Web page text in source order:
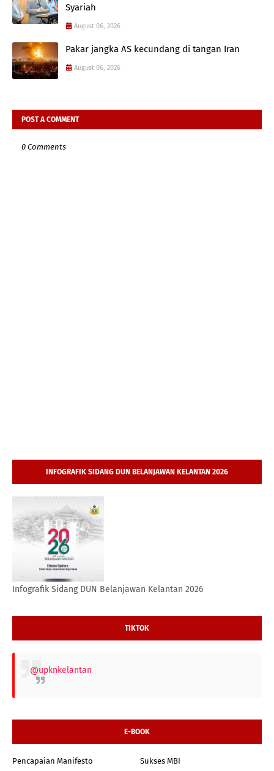
Syariah
August 06, 2026
Pakar jangka AS kecundang di tangan Iran
August 06, 2026
POST A COMMENT
0 Comments
INFOGRAFIK SIDANG DUN BELANJAWAN KELANTAN 2026
Infografik Sidang DUN Belanjawan Kelantan 2026
TIKTOK
@upknkelantan
E-BOOK
Pencapaian Manifesto Sukses MBI